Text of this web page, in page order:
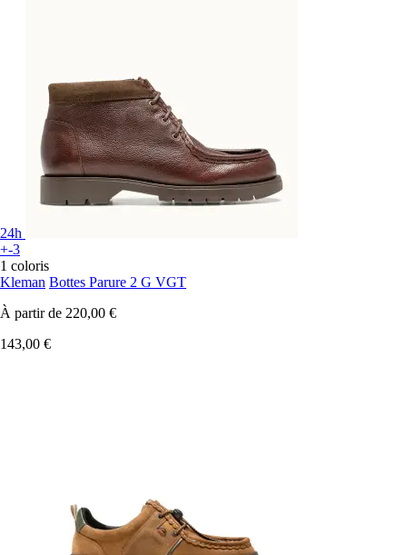
24h
+-3
1 coloris
Kleman Bottes Parure 2 G VGT
À partir de 220,00 €
143,00 €